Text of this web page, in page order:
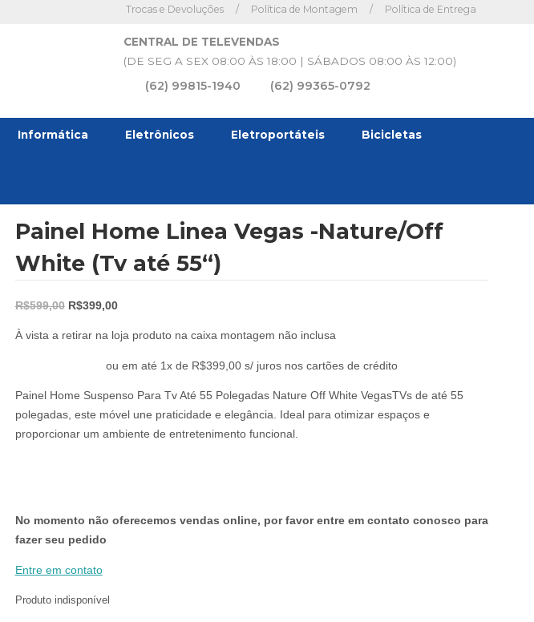
Política de Entrega
/
Política de Montagem
/
Trocas e Devoluções
CENTRAL DE TELEVENDAS
(DE SEG A SEX 08:00 ÀS 18:00 | SÁBADOS 08:00 ÀS 12:00)
(62) 99815-1940 (62) 99365-0792
Informática Eletrônicos Eletroportáteis Bicicletas
Painel Home Linea Vegas -Nature/Off
White (Tv até 55“)
R$599,00 O
original
R$399,00O
atual
é:
À vista a retirar na loja produto na caixa montagem não inclusa
ou em até 1x de R$399,00 s/ juros nos cartões de crédito
Painel Home Suspenso Para Tv Até 55 Polegadas Nature Off White VegasTVs de até 55
polegadas, este móvel une praticidade e elegância. Ideal para otimizar espaços e
proporcionar um ambiente de entretenimento funcional.
No momento não oferecemos vendas online, por favor entre em contato conosco para
fazer seu pedido
Entre em contato
Produto indisponível